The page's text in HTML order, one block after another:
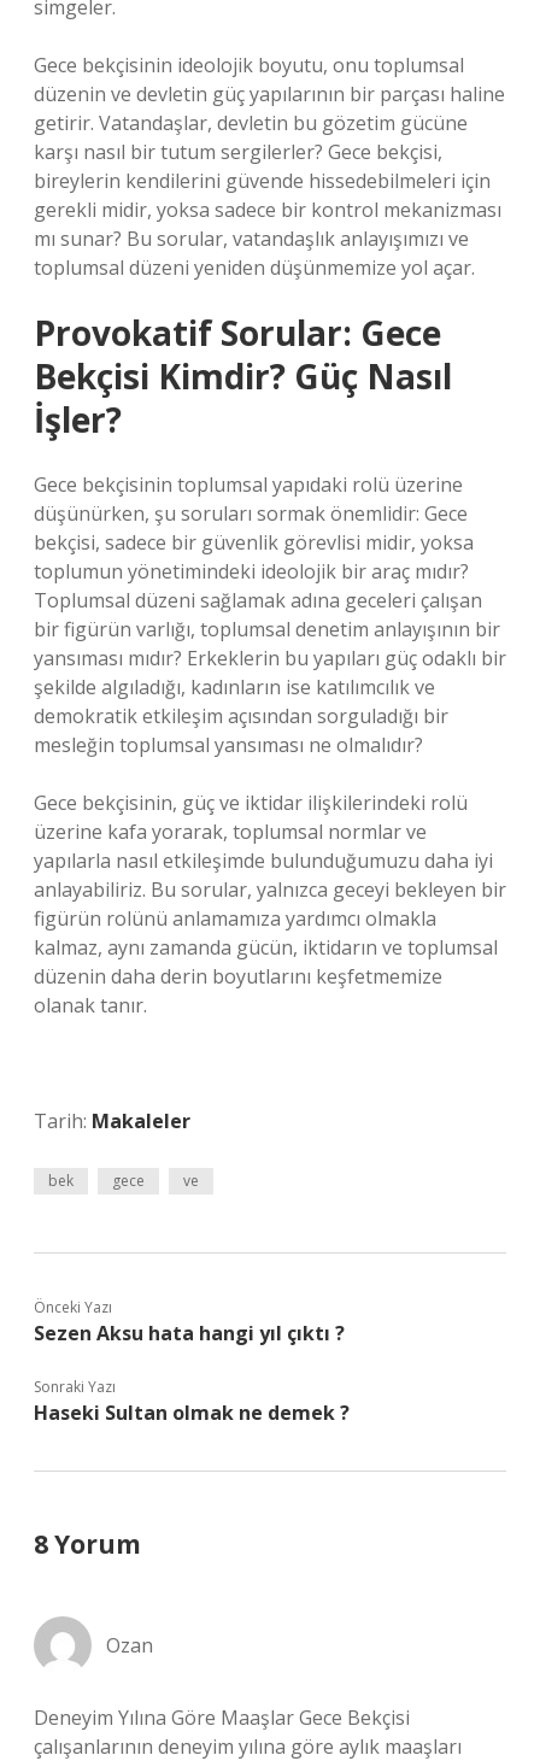
simgeler.
Gece bekçisinin ideolojik boyutu, onu toplumsal
düzenin ve devletin güç yapılarının bir parçası haline
getirir. Vatandaşlar, devletin bu gözetim gücüne
karşı nasıl bir tutum sergilerler? Gece bekçisi,
bireylerin kendilerini güvende hissedebilmeleri için
gerekli midir, yoksa sadece bir kontrol mekanizması
mı sunar? Bu sorular, vatandaşlık anlayışımızı ve
toplumsal düzeni yeniden düşünmemize yol açar.
Provokatif Sorular: Gece
Bekçisi Kimdir? Güç Nasıl
İşler?
Gece bekçisinin toplumsal yapıdaki rolü üzerine
düşünürken, şu soruları sormak önemlidir: Gece
bekçisi, sadece bir güvenlik görevlisi midir, yoksa
toplumun yönetimindeki ideolojik bir araç mıdır?
Toplumsal düzeni sağlamak adına geceleri çalışan
bir figürün varlığı, toplumsal denetim anlayışının bir
yansıması mıdır? Erkeklerin bu yapıları güç odaklı bir
şekilde algıladığı, kadınların ise katılımcılık ve
demokratik etkileşim açısından sorguladığı bir
mesleğin toplumsal yansıması ne olmalıdır?
Gece bekçisinin, güç ve iktidar ilişkilerindeki rolü
üzerine kafa yorarak, toplumsal normlar ve
yapılarla nasıl etkileşimde bulunduğumuzu daha iyi
anlayabiliriz. Bu sorular, yalnızca geceyi bekleyen bir
figürün rolünü anlamamıza yardımcı olmakla
kalmaz, aynı zamanda gücün, iktidarın ve toplumsal
düzenin daha derin boyutlarını keşfetmemize
olanak tanır.
Tarih: Makaleler
bek gece ve
Önceki Yazı
Sezen Aksu hata hangi yıl çıktı ?
Sonraki Yazı
Haseki Sultan olmak ne demek ?
8 Yorum
Ozan
Deneyim Yılına Göre Maaşlar Gece Bekçisi
çalışanlarının deneyim yılına göre aylık maaşları